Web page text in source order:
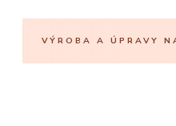
VÝROBA A ÚPRAVY